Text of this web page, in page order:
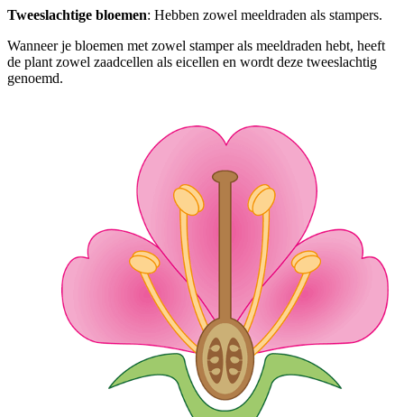
Tweeslachtige bloemen: Hebben zowel meeldraden als stampers.
Wanneer je bloemen met zowel stamper als meeldraden hebt, heeft
de plant zowel zaadcellen als eicellen en wordt deze tweeslachtig
genoemd.